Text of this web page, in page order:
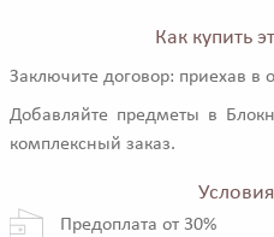
Как купить
Заключите договор: приехав в
Добавляйте предметы в
комплексный заказ.
Предоплата от 30%